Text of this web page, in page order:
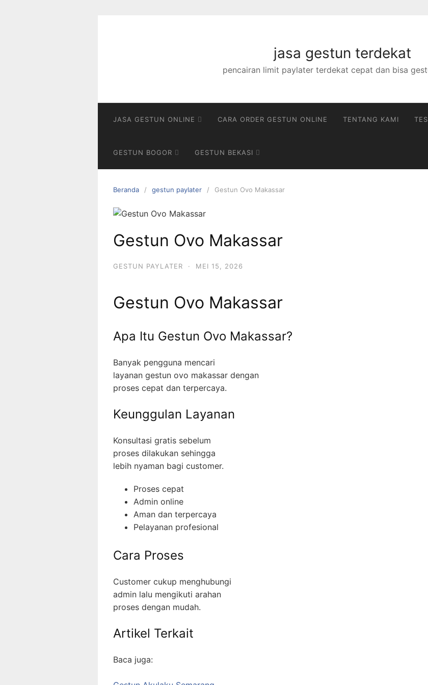
jasa gestun terdekat
pencairan limit paylater terdekat cepat dan bisa
JASA GESTUN ONLINE CARA ORDER GESTUN ONLINE TENTANG KAMI
GESTUN BOGOR GESTUN BEKASI
Beranda gestun paylater Gestun Ovo Makassar
Gestun Ovo Makassar
GESTUN PAYLATER · MEI 15, 2026
Gestun Ovo Makassar
Apa Itu Gestun Ovo Makassar?
Banyak pengguna mencari
layanan gestun ovo makassar dengan
proses cepat dan terpercaya.
Keunggulan Layanan
Konsultasi gratis sebelum
proses dilakukan sehingga
lebih nyaman bagi customer.
Proses cepat
Admin online
Aman dan terpercaya
Pelayanan profesional
Cara Proses
Customer cukup menghubungi
admin lalu mengikuti arahan
proses dengan mudah.
Artikel Terkait
Baca juga: